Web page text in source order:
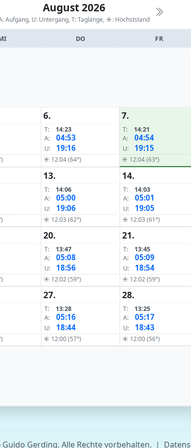
August 2026
Aufgang, U: Untergang, T: Taglänge, ☀: Höchststand
DO FR
6.
T:
14:23
A:
04:53
U: 19:16
☀ 12:04 (64°)
7.
T:
14:21
A:
04:54
U: 19:15
☀ 12:04 (63°)
13.
T:
14:06
A:
05:00
U: 19:06
☀ 12:03 (62°)
14.
T:
14:03
A:
05:01
U: 19:05
☀ 12:03 (61°)
20.
T:
13:47
A:
05:08
U: 18:56
☀ 12:02 (59°)
21.
T:
13:45
A:
05:09
U: 18:54
☀ 12:02 (59°)
27.
T:
13:28
A:
05:16
U: 18:44
☀ 12:00 (57°)
28.
T:
13:25
A:
05:17
U: 18:43
☀ 12:00 (56°)
Guido Gerding. Alle Rechte vorbehalten. |